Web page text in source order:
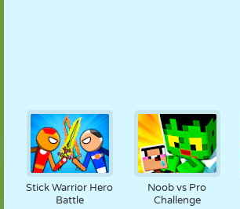
Stick Warrior Hero
Battle
Noob vs Pro
Challenge